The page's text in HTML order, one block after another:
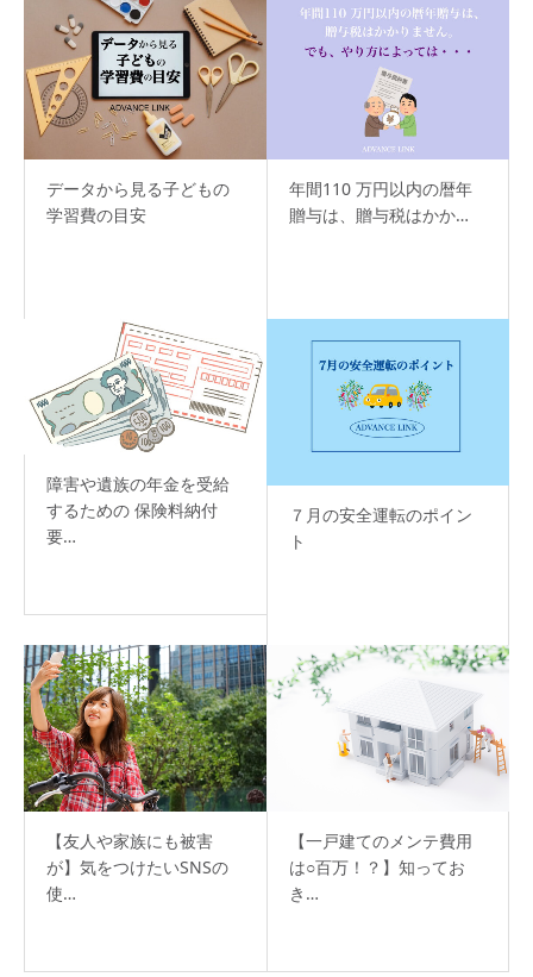
データから見る子どもの
学習費の目安
年間110 万円以内の暦年
贈与は、贈与税はかか…
障害や遺族の年金を受給
するための 保険料納付
要…
７月の安全運転のポイン
ト
【友人や家族にも被害
が】気をつけたいSNSの
使…
【一戸建てのメンテ費用
は○百万！？】知ってお
き…